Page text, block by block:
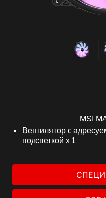
MSI
Вентилятор с
подсветкой x 1